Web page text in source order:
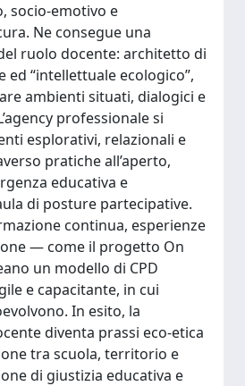
socio-emotivo e
Ne consegue una
ruolo docente: architetto di
ed “intellettuale ecologico”,
ambienti situati, dialogici e
professionale si
esplorativi, relazionali e
pratiche all’aperto,
educativa e
di posture partecipative.
continua, esperienze
— come il progetto On
un modello di CPD
e capacitante, in cui
In esito, la
diventa prassi eco-etica
tra scuola, territorio e
di giustizia educativa e